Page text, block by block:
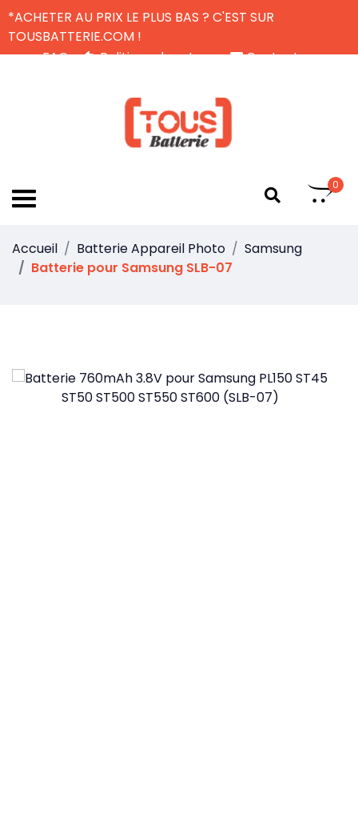
*ACHETER AU PRIX LE PLUS BAS ? C'EST SUR
TOUSBATTERIE.COM !
FAQ
Politique de retour
Contactez-nous
0
Accueil Batterie Appareil Photo
Samsung
Batterie pour Samsung SLB-07